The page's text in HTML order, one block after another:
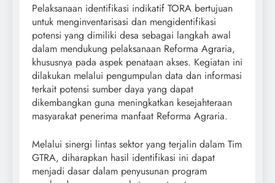
Pelaksanaan identifikasi indikatif TORA bertujuan
untuk menginventarisasi dan mengidentifikasi
potensi yang dimiliki desa sebagai langkah awal
dalam mendukung pelaksanaan Reforma Agraria,
khususnya pada aspek penataan akses. Kegiatan ini
dilakukan melalui pengumpulan data dan informasi
terkait potensi sumber daya yang dapat
dikembangkan guna meningkatkan kesejahteraan
masyarakat penerima manfaat Reforma Agraria.
Melalui sinergi lintas sektor yang terjalin dalam Tim
GTRA, diharapkan hasil identifikasi ini dapat
menjadi dasar dalam penyusunan program